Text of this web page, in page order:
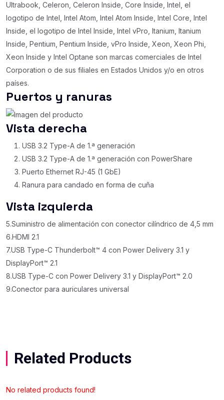
Ultrabook, Celeron, Celeron Inside, Core Inside, Intel, el
logotipo de Intel, Intel Atom, Intel Atom Inside, Intel Core, Intel
Inside, el logotipo de Intel Inside, Intel vPro, Itanium, Itanium
Inside, Pentium, Pentium Inside, vPro Inside, Xeon, Xeon Phi,
Xeon Inside y Intel Optane son marcas comerciales de Intel
Corporation o de sus filiales en Estados Unidos y/o en otros
países.
Puertos y ranuras
Vista derecha
USB 3.2 Type-A de 1.ª generación
USB 3.2 Type-A de 1.ª generación con PowerShare
Puerto Ethernet RJ-45 (1 GbE)
Ranura para candado en forma de cuña
Vista izquierda
5.Suministro de alimentación con conector cilíndrico de 4,5 mm
6.HDMI 2.1
7.USB Type-C Thunderbolt™ 4 con Power Delivery 3.1 y
DisplayPort™ 2.1
8.USB Type-C con Power Delivery 3.1 y DisplayPort™ 2.0
9.Conector para auriculares universal
Related Products
No related products found!